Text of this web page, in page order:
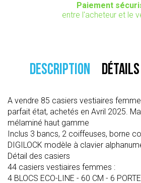
Paiement
entre l'acheteur et le
DESCRIPTION
A vendre 85 casiers vestiaires
parfait état, achetés en Avril 2025.
mélaminé haut gamme
Inclus 3 bancs, 2 coiffeuses, borne
DIGILOCK modèle à clavier
Détail des casiers
44 casiers vestiaires femmes :
4 BLOCS ECO-LINE - 60 CM - 6